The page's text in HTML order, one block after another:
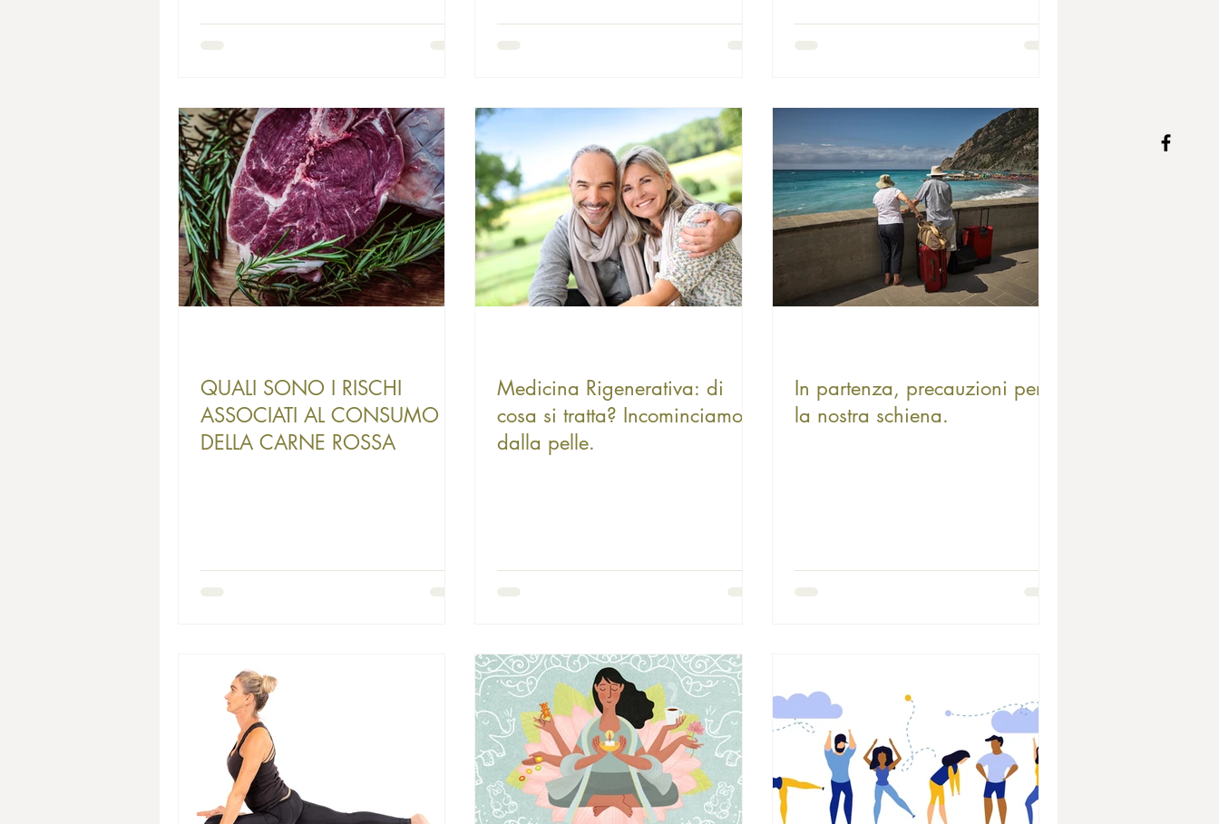
QUALI SONO I RISCHI
ASSOCIATI AL CONSUMO
DELLA CARNE ROSSA
Medicina Rigenerativa: di
cosa si tratta? Incominciamo
dalla pelle.
In partenza, precauzioni per
la nostra schiena.